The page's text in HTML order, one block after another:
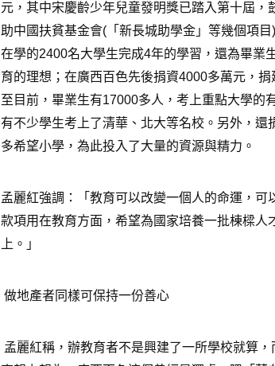
元，其中宋慶齡少年兒童發明獎已踏入第十屆，
助中國扶貧基金會( 「新長城助學金」等幾個項目)
在學的2400名大學生完成4年的學習，還為畢業
育的理想；在廣西百色先後捐資4000多萬元，
至目前，畢業生有17000多人，考上重點大學的
有不少學生考上了清華、北大等名校。另外，
多希望小學，為此投入了大量的資源與精力。
孟麗紅強調：「教育可以改變一個人的命運，
款項用在教育方面，希望為國家培養一批棟樑
上。」
做地產者同樣可保持一份善心
孟麗紅稱，辦教育者不是興建了一所學校就算